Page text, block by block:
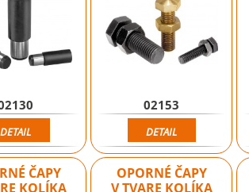
DETAIL
02153
DETAIL
ČAPY
KOLÍKA
OPORNÉ ČAPY
V TVARE KOLÍKA